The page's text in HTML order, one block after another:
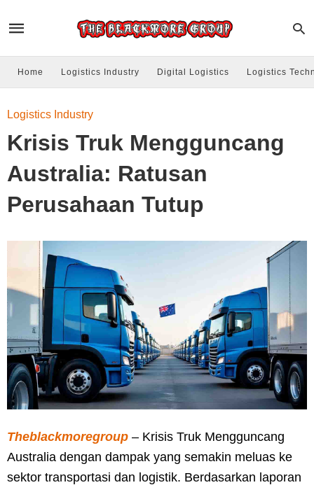
Home Logistics Industry Digital Logistics Logistics
Logistics Industry
Krisis Truk Mengguncang
Australia: Ratusan
Perusahaan Tutup
Theblackmoregroup – Krisis Truk Mengguncang
Australia dengan dampak yang semakin meluas ke
sektor transportasi dan logistik. Berdasarkan laporan